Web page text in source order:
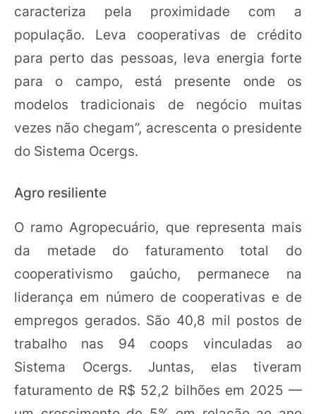
caracteriza pela proximidade com a
população. Leva cooperativas de crédito
para perto das pessoas, leva energia forte
para o campo, está presente onde os
modelos tradicionais de negócio muitas
vezes não chegam”, acrescenta o presidente
do Sistema Ocergs.
Agro resiliente
O ramo Agropecuário, que representa mais
da metade do faturamento total do
cooperativismo gaúcho, permanece na
liderança em número de cooperativas e de
empregos gerados. São 40,8 mil postos de
trabalho nas 94 coops vinculadas ao
Sistema Ocergs. Juntas, elas tiveram
faturamento de R$ 52,2 bilhões em 2025 —